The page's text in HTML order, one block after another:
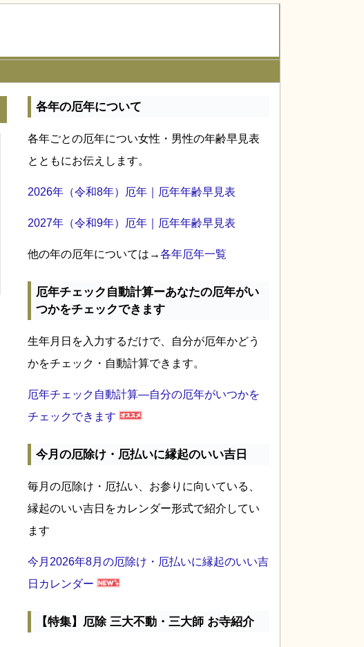
各年の厄年について
各年ごとの厄年につい女性・男性の年齢早見表
とともにお伝えします。
2026年（令和8年）厄年｜厄年年齢早見表
2027年（令和9年）厄年｜厄年年齢早見表
他の年の厄年については→各年厄年一覧
厄年チェック自動計算ーあなたの厄年がい
つかをチェックできます
生年月日を入力するだけで、自分が厄年かどう
かをチェック・自動計算できます。
厄年チェック自動計算―自分の厄年がいつかを
チェックできます
今月の厄除け・厄払いに縁起のいい吉日
毎月の厄除け・厄払い、お参りに向いている、
縁起のいい吉日をカレンダー形式で紹介してい
ます
今月2026年8月の厄除け・厄払いに縁起のいい吉
日カレンダー
【特集】厄除 三大不動・三大師 お寺紹介